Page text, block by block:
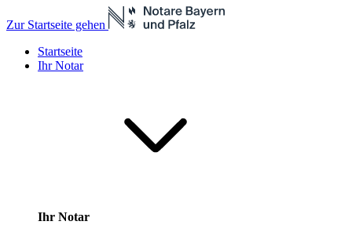
Zur Startseite gehen
Startseite
Ihr Notar
Ihr Notar